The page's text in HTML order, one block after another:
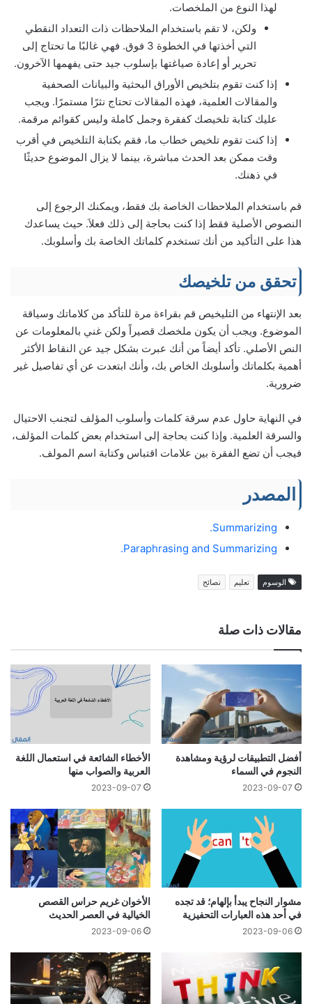
لهذا النوع من الملخصات.
ولكن، لا تقم باستخدام الملاحظات ذات التعداد النقطي
التي أخذتها في الخطوة 3 فوق. فهي غالبًا ما تحتاج إلى
تحرير أو إعادة صياغتها بإسلوب جيد حتى يفهمها الآخرون.
إذا كنت تقوم بتلخيص الأوراق البحثية والبيانات الصحفية
والمقالات العلمية، فهذه المقالات تحتاج نثرًا مستمرًا. ويجب
عليك كتابة تلخيصك كفقرة وجمل كاملة وليس كقوائم مرقمة.
إذا كنت تقوم تلخيص خطاب ما، فقم بكتابة التلخيص في أقرب
وقت ممكن بعد الحدث مباشرة، بينما لا يزال الموضوع حديثًا
في ذهنك.
قم باستخدام الملاحظات الخاصة بك فقط، ويمكنك الرجوع إلى
النصوص الأصلية فقط إذا كنت بحاجة إلى ذلك فعلاَ. حيث يساعدك
هذا على التأكيد من أنك تستخدم كلماتك الخاصة بك وأسلوبك.
تحقق من تلخيصك
بعد الإنتهاء من التليخيص قم بقراءة مرة للتأكد من كلاماتك وسياقة
الموضوع. ويجب أن يكون ملخصك قصيراً ​​ولكن غني بالمعلومات عن
النص الأصلي. تأكد أيضاً من أنك عبرت بشكل جيد عن النقاط الأكثر
أهمية بكلماتك وأسلوبك الخاص بك، وأنك ابتعدت عن أي تفاصيل غير
ضرورية.
في النهاية حاول عدم سرقة كلمات وأسلوب المؤلف لتجنب الاحتيال
والسرقة العلمية. وإذا كنت بحاجة إلى استخدام بعض كلمات المؤلف،
فيجب أن تضع الفقرة بين علامات اقتباس وكتابة اسم المولف.
المصدر
Summarizing.
Paraphrasing and Summarizing.
الوسوم تعليم نصائح
مقالات ذات صلة
أفضل التطبيقات لرؤية ومشاهدة
النجوم في السماء
2023-09-07
الأخطاء الشائعة في استعمال اللغة
العربية والصواب منها
2023-09-07
مشوار النجاح يبدأ بإلهام؛ قد تجده
في أحد هذه العبارات التحفيزية
2023-09-06
الأخوان غريم حراس القصص
الخيالية في العصر الحديث
2023-09-06